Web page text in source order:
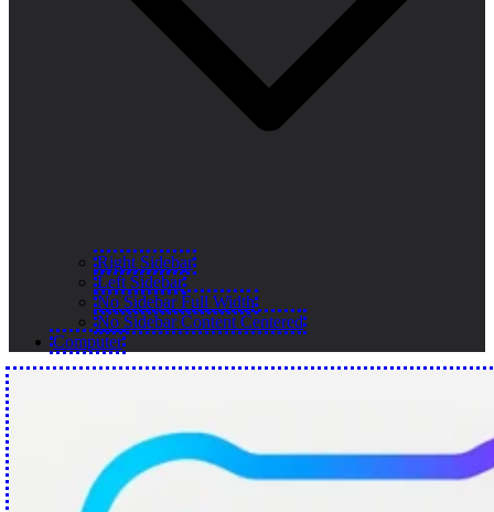
Right Sidebar
Left Sidebar
No Sidebar Full Width
No Sidebar Content Centered
Computer